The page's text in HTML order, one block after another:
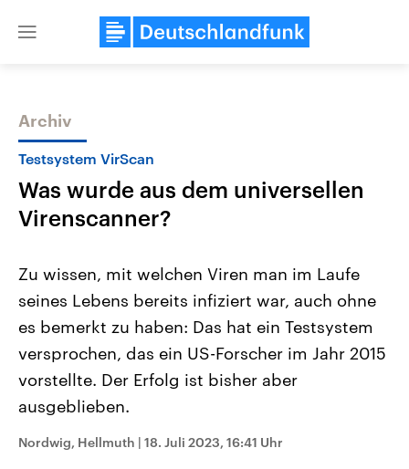
Close
Themen
Landtagswahl Sachsen-Anhalt
2026
Alle Informationen
Sachsen-Anhalt wählt am 6.
September 2026 einen neuen
Landtag. Seit 2021 wird das
Bundesland von einer Koalition aus
CDU, SPD und FDP regiert.-
Umfragen, Prognosen,
Wahlprogramme, aktuelle Berichte
USA
Aktuelle Beiträge,
Hintergründe
Wirtschaftlich und
gehören die Vereinigten
den mächtigsten Ländern
Archiv
Testsystem VirScan
Was wurde aus dem universellen
Virenscanner?
Zu wissen, mit welchen Viren man im Laufe
seines Lebens bereits infiziert war, auch ohne
es bemerkt zu haben: Das hat ein Testsystem
versprochen, das ein US-Forscher im Jahr 2015
vorstellte. Der Erfolg ist bisher aber
ausgeblieben.
Nordwig, Hellmuth | 18. Juli 2023, 16:41 Uhr